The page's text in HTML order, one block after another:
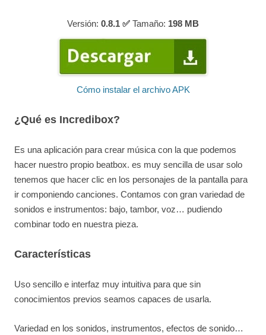
Versión: 0.8.1 ✅ Tamaño: 198 MB
Cómo instalar el archivo APK
¿Qué es Incredibox?
Es una aplicación para crear música con la que podemos
hacer nuestro propio beatbox. es muy sencilla de usar solo
tenemos que hacer clic en los personajes de la pantalla para
ir componiendo canciones. Contamos con gran variedad de
sonidos e instrumentos: bajo, tambor, voz… pudiendo
combinar todo en nuestra pieza.
Características
Uso sencillo e interfaz muy intuitiva para que sin
conocimientos previos seamos capaces de usarla.
Variedad en los sonidos, instrumentos, efectos de sonido…